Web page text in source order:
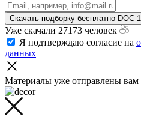
Скачать подборку бесплатно DOC
Уже скачали 27173 человек
Я подтверждаю согласие на
данных
Материалы уже отправлены вам